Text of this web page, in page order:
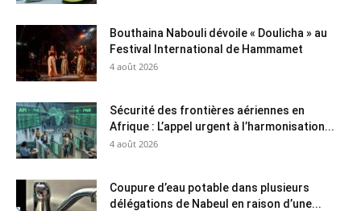
Bouthaina Nabouli dévoile « Doulicha » au
Festival International de Hammamet
4 août 2026
Sécurité des frontières aériennes en
Afrique : L’appel urgent à l’harmonisation...
4 août 2026
Coupure d’eau potable dans plusieurs
délégations de Nabeul en raison d’une...